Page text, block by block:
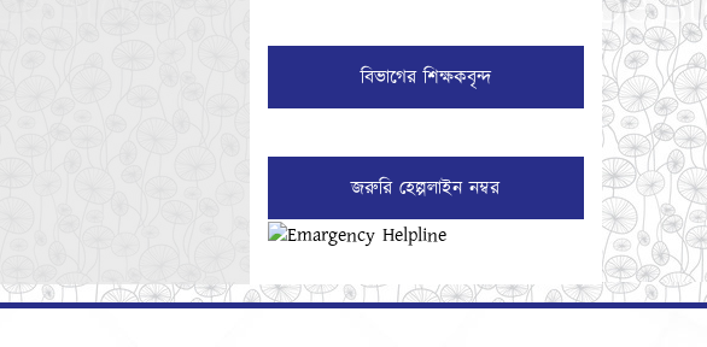
বিভাগের শিক্ষকবৃন্দ
জরুরি হেল্পলাইন নম্বর